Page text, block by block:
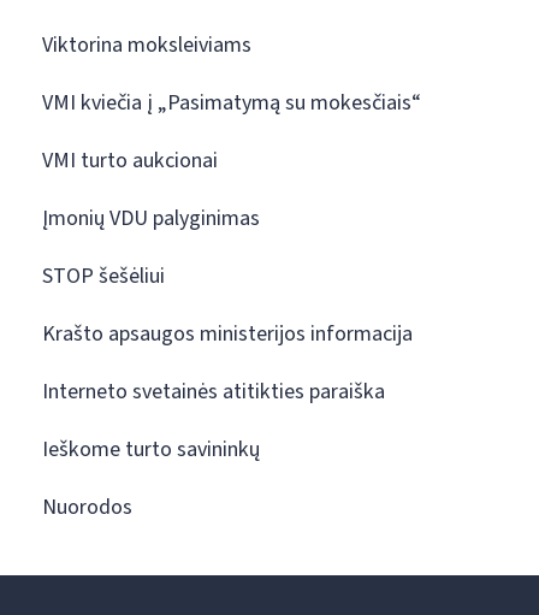
Viktorina moksleiviams
VMI kviečia į „Pasimatymą su mokesčiais“
VMI turto aukcionai
Įmonių VDU palyginimas
STOP šešėliui
Krašto apsaugos ministerijos informacija
Interneto svetainės atitikties paraiška
Ieškome turto savininkų
Nuorodos